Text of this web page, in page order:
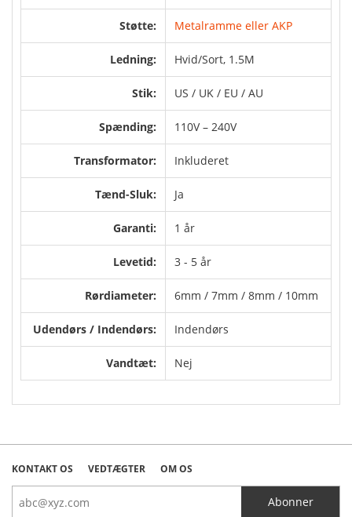
Støtte: Metalramme eller AKP
Ledning: Hvid/Sort, 1.5M
Stik: US / UK / EU / AU
Spænding: 110V – 240V
Transformator: Inkluderet
Tænd-Sluk: Ja
Garanti: 1 år
Levetid: 3 - 5 år
Rørdiameter: 6mm / 7mm / 8mm / 10mm
Udendørs / Indendørs: Indendørs
Vandtæt: Nej
KONTAKT OS VEDTÆGTER OM OS